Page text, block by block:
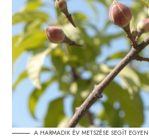
A HARMADIK ÉV METSZÉSE SEGÍT